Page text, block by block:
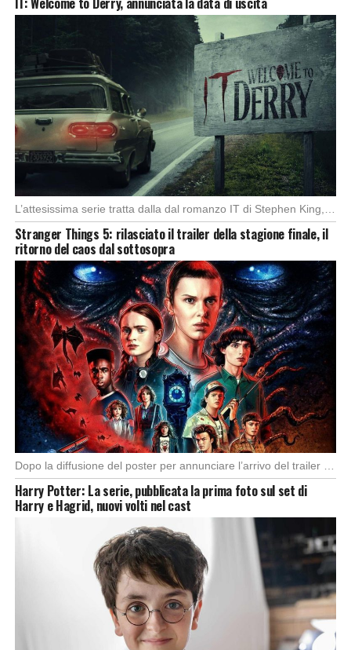
L’attesissima serie tratta dalla dal romanzo IT di Stephen King, arriverà anche in Italia, molto […]
Stranger Things 5: rilasciato il trailer della stagione finale, il
ritorno del caos dal sottosopra
Dopo la diffusione del poster per annunciare l’arrivo del trailer della quinta e ultima stagione […]
Harry Potter: La serie, pubblicata la prima foto sul set di
Harry e Hagrid, nuovi volti nel cast